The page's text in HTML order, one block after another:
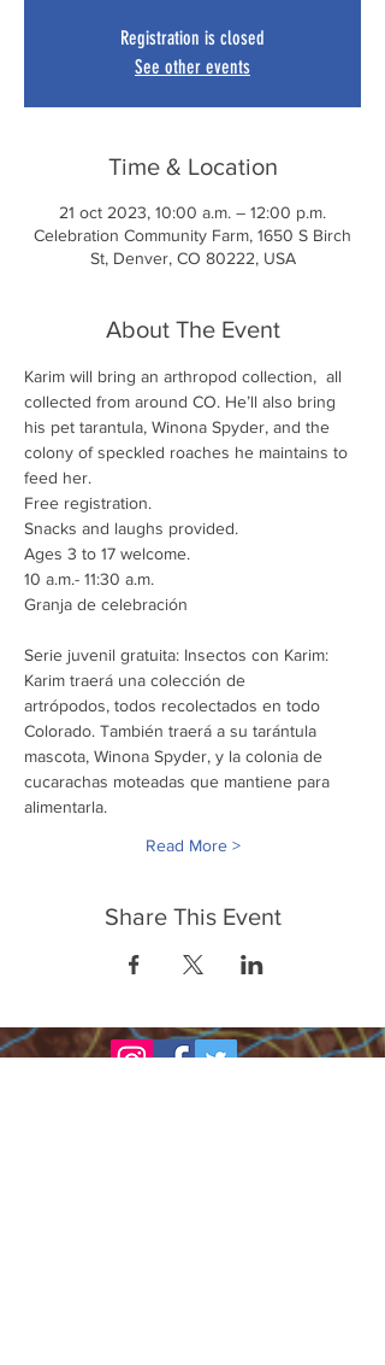
Registration is closed
See other events
Time & Location
21 oct 2023, 10:00 a.m. – 12:00 p.m.
Celebration Community Farm, 1650 S Birch
St, Denver, CO 80222, USA
About The Event
Karim will bring an arthropod collection,  all
collected from around CO. He’ll also bring
his pet tarantula, Winona Spyder, and the
colony of speckled roaches he maintains to
feed her.
Free registration.
Snacks and laughs provided.
Ages 3 to 17 welcome.
10 a.m.- 11:30 a.m.
Granja de celebración
Serie juvenil gratuita: Insectos con Karim:
Karim traerá una colección de
artrópodos, todos recolectados en todo
Colorado. También traerá a su tarántula
mascota, Winona Spyder, y la colonia de
cucarachas moteadas que mantiene para
alimentarla.
Read More >
Share This Event